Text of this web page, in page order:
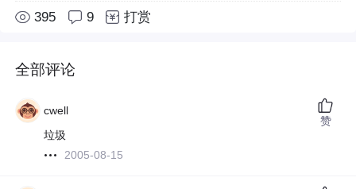
395 9 打赏
全部评论
cwell
垃圾
2005-08-15
赞